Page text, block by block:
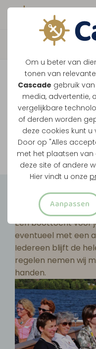
Om u beter van
tonen van
Cascade gebruik
media, advertentie,
vergelijkbare
of derden worden
deze cookies kunt u
Door op "Alles
met het plaatsen van
deze site of andere
Hier vindt u onze
Aanpassen
Vaar je
Ondanks de
onze
Bekijk
Groepsuitjes
Een boottocht voor
eventueel met een
Iedereen blijft de
regelen nemen wij
handen.